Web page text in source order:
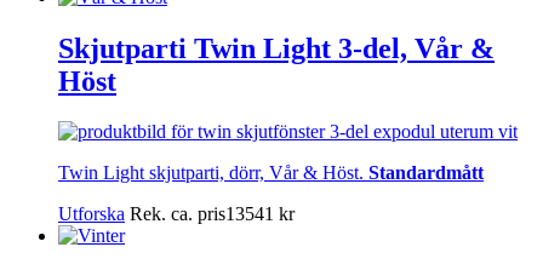
Skjutparti Twin Light 3-del, Vår &
Höst
Twin Light skjutparti, dörr, Vår & Höst. Standardmått
Utforska Rek. ca. pris13541 kr